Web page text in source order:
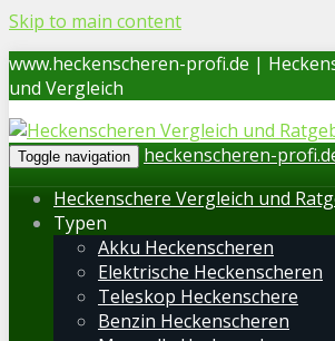
Skip to main content
www.heckenscheren-profi.de |
und Vergleich
Toggle navigation
heckenscheren-
Heckenschere Vergleich und
Typen
Akku Heckenscheren
Elektrische Heckenscheren
Teleskop Heckenschere
Benzin Heckenscheren